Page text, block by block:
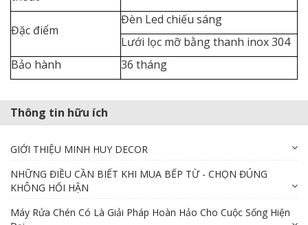
Đặc điểm
Đèn Led chiếu sáng
Lưới lọc mỡ bằng thanh inox 304
Bảo hành
36 tháng
Thông tin hữu ích
GIỚI THIỆU MINH HUY DECOR
NHỮNG ĐIỀU CẦN BIẾT KHI MUA BẾP TỪ - CHỌN ĐÚNG
KHÔNG HỐI HẬN
Máy Rửa Chén Có Là Giải Pháp Hoàn Hảo Cho Cuộc Sống Hiện